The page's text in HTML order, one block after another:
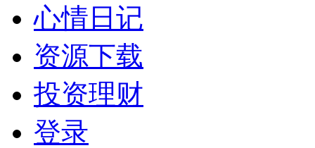
心情日记
资源下载
投资理财
登录